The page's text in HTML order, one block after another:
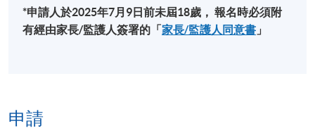
金鐘教學中心 (也可能在其他分校)，上課地點會於開
課前開課前7至3天，以電郵方式通知學員
*申請人於2025年7月9日前未屆18歲， 報名時必須附
有經由家長/監護人簽署的「家長/監護人同意書 」
申請